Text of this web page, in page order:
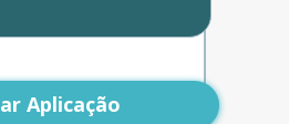
Aplicação